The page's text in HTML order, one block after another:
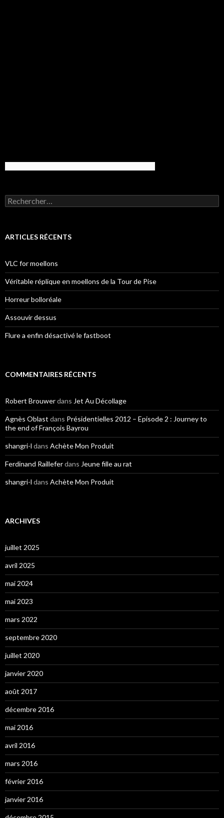
Rechercher :
ARTICLES RÉCENTS
VLC for moellons
Véritable réplique en moellons de la Tour de Pise
Horreur bolloréale
Assouvir dessus
Flure a enfin désactivé le fastboot
COMMENTAIRES RÉCENTS
Robert Brouwerdans Jet Au Décollage
Agnès Oblast dans Présidentielles 2012 – Episode 2 : Journey to
the end of François Bayrou
shangri-l dans Achète Mon Produit
Ferdinand Railleferdans Jeune fille au rat
shangri-l dans Achète Mon Produit
ARCHIVES
juillet 2025
avril 2025
mai 2024
mai 2023
mars 2022
septembre 2020
juillet 2020
janvier 2020
août 2017
décembre 2016
mai 2016
avril 2016
mars 2016
février 2016
janvier 2016